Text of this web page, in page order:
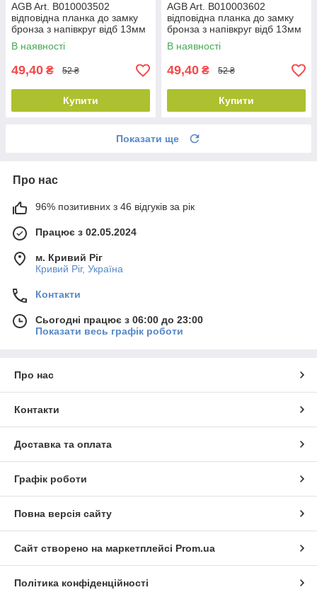
AGB Art. B010003502
відповідна планка до замку
бронза з напівкруг відб 13мм
пр DX
В наявності
49,40 ₴ 52 ₴
Купити
AGB Art. B010003602
відповідна планка до замку
бронза з напівкруг відб 13мм
лів SX
В наявності
49,40 ₴ 52 ₴
Купити
Показати ще
Про нас
96% позитивних з 46 відгуків за рік
Працює з 02.05.2024
м. Кривий Ріг
Кривий Ріг, Україна
Контакти
Сьогодні працює з 06:00 до 23:00
Показати весь графік роботи
Про нас
Контакти
Доставка та оплата
Графік роботи
Повна версія сайту
Сайт створено на маркетплейсі Prom.ua
Політика конфіденційності